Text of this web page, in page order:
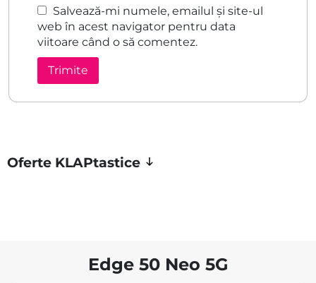
Salvează-mi numele, emailul și site-ul
web în acest navigator pentru data
viitoare când o să comentez.
Oferte KLAPtastice
Edge 50 Neo 5G